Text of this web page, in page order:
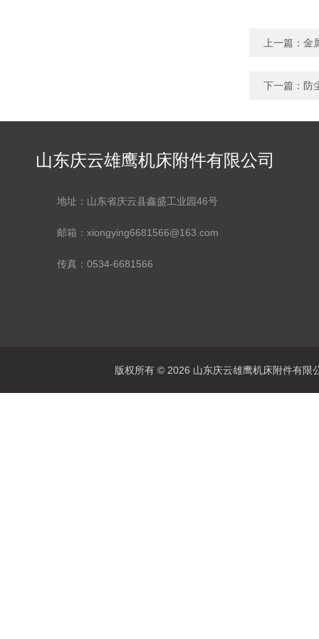
上一篇： 金
下一篇： 防
山东庆云雄鹰机床附件有限公司
地址：山东省庆云县鑫盛工业园46号
邮箱：xiongying6681566@163.com
传真：0534-6681566
版权所有 © 2026 山东庆云雄鹰机床附件有